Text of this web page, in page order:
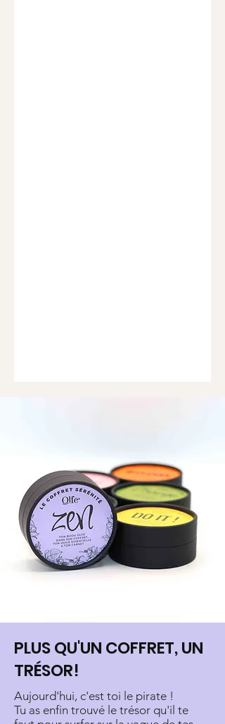
PLUS QU'UN COFFRET, UN
TRÉSOR!
Aujourd'hui, c'est toi le pirate !
Tu as enfin trouvé le trésor qu'il te